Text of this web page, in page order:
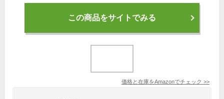
この商品をサイトでみる
価格と在庫をAmazonでチェック >>